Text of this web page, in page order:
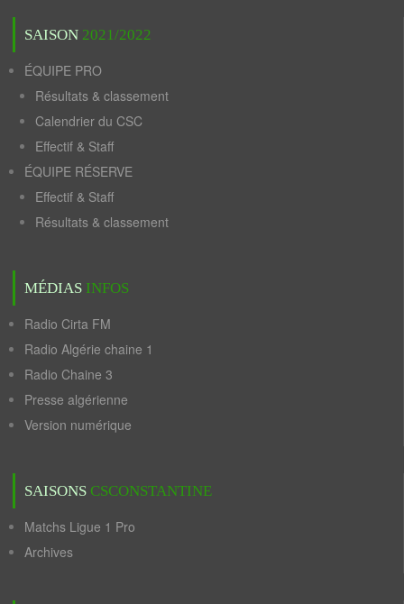
SAISON 2021/2022
ÉQUIPE PRO
Résultats & classement
Calendrier du CSC
Effectif & Staff
ÉQUIPE RÉSERVE
Effectif & Staff
Résultats & classement
MÉDIAS INFOS
Radio Cirta FM
Radio Algérie chaine 1
Radio Chaine 3
Presse algérienne
Version numérique
SAISONS CSCONSTANTINE
Matchs Ligue 1 Pro
Archives